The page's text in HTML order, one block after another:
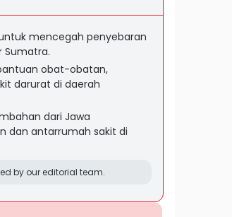
mencegah penyebaran
Sumatra.
obat-obatan,
darurat di daerah
dari Jawa
dan antarrumah sakit di
by our editorial team.